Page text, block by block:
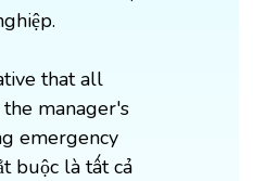
that all
manager's
emergency
buộc là tất cả